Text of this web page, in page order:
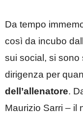
Da tempo
così da incubo
sui social, si sono
dirigenza per
dell’allenatore.
Maurizio Sarri – il